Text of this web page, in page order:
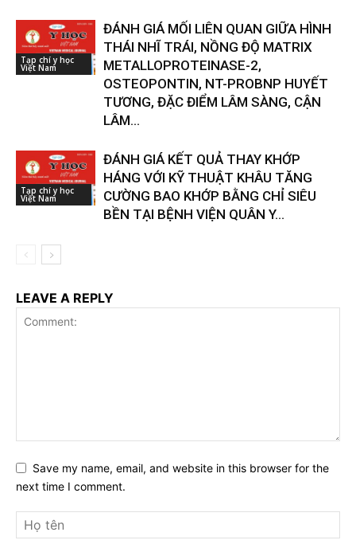
Tạp chí y học
Việt Nam
ĐÁNH GIÁ MỐI LIÊN QUAN GIỮA HÌNH
THÁI NHĨ TRÁI, NỒNG ĐỘ MATRIX
METALLOPROTEINASE-2,
OSTEOPONTIN, NT-PROBNP HUYẾT
TƯƠNG, ĐẶC ĐIỂM LÂM SÀNG, CẬN
LÂM...
Tạp chí y học
Việt Nam
ĐÁNH GIÁ KẾT QUẢ THAY KHỚP
HÁNG VỚI KỸ THUẬT KHÂU TĂNG
CƯỜNG BAO KHỚP BẰNG CHỈ SIÊU
BỀN TẠI BỆNH VIỆN QUÂN Y...
LEAVE A REPLY
Save my name, email, and website in this browser for the
next time I comment.